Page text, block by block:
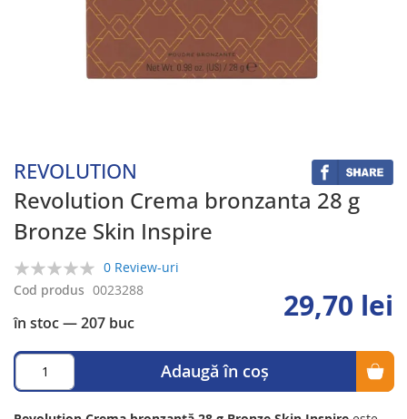
REVOLUTION
Revolution Crema bronzanta 28 g
Bronze Skin Inspire
0%
0 Review-uri
în stoc— 207 buc
Cod produs 0023288 29,70 lei
Adaugă în coș
the
images
gallery